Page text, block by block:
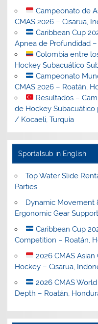
Campeonato de
CMAS 2026 – Cisarua,
Caribbean Cup
Apnea de Profundidad
Colombia entre
Hockey Subacuático
Campeonato
CMAS 2026 – Roatán,
Resultados –
de Hockey
/ Kocaeli, Turquía
Sportalsub in English
Top Water Slide
Parties
Dynamic Movement
Ergonomic Gear
Caribbean Cup
Competition – Roatán,
2026 CMAS
Hockey – Cisarua,
2026 CMAS
Depth – Roatán,